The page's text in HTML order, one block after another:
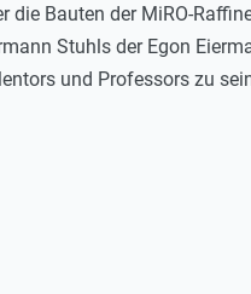
die Bauten der MiRO-
Stuhls der Egon
und Professors zu